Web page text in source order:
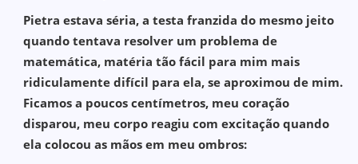
Pietra estava séria, a testa franzida do mesmo jeito
quando tentava resolver um problema de
matemática, matéria tão fácil para mim mais
ridiculamente difícil para ela, se aproximou de mim.
Ficamos a poucos centímetros, meu coração
disparou, meu corpo reagiu com excitação quando
ela colocou as mãos em meu ombros: